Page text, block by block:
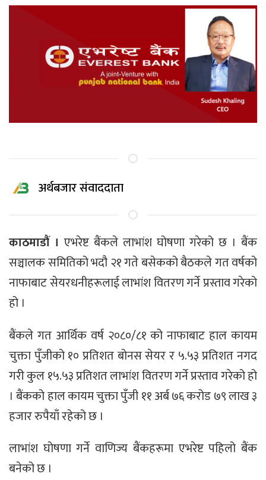
अर्थबजार संवाददाता
काठमाडौं । एभरेष्ट बैंकले लाभांश घोषणा गरेको छ । बैंक
सञ्चालक समितिको भदौ २१ गते बसेकको बैठकले गत वर्षको
नाफाबाट सेयरधनीहरूलाई लाभांश वितरण गर्ने प्रस्ताव गरेको
हो ।
बैंकले गत आर्थिक वर्ष २०८०/८१ को नाफाबाट हाल कायम
चुक्ता पुँजीको १० प्रतिशत बोनस सेयर र ५.५३ प्रतिशत नगद
गरी कुल १५.५३ प्रतिशत लाभांश वितरण गर्ने प्रस्ताव गरेको हो
। बैंकको हाल कायम चुक्ता पुँजी ११ अर्ब ७६ करोड ७९ लाख ३
हजार रुपैयाँ रहेको छ ।
लाभांश घोषणा गर्ने वाणिज्य बैंकहरूमा एभरेष्ट पहिलो बैंक
बनेको छ ।